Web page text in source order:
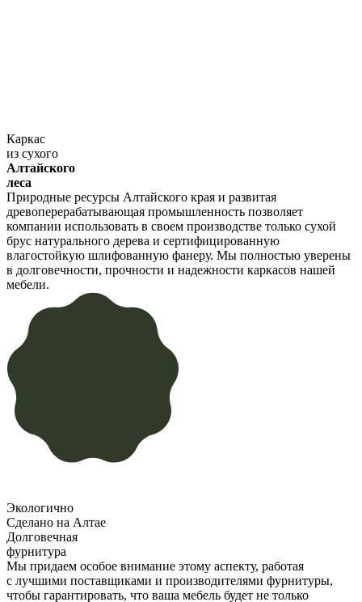
Каркас
из сухого
Алтайского
леса
Природные ресурсы Алтайского края и развитая
древоперерабатывающая промышленность позволяет
компании использовать в своем производстве только сухой
брус натурального дерева и сертифицированную
влагостойкую шлифованную фанеру. Мы полностью уверены
в долговечности, прочности и надежности каркасов нашей
мебели.
Экологично
Сделано на Алтае
Долговечная
фурнитура
Мы придаем особое внимание этому аспекту, работая
с лучшими поставщиками и производителями фурнитуры,
чтобы гарантировать, что ваша мебель будет не только